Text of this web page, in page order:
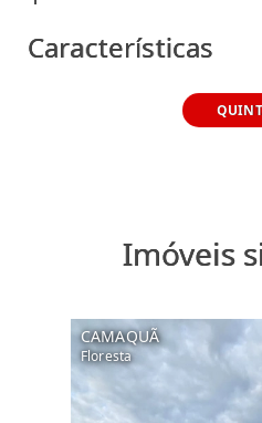
Características
Imóveis
CAMAQUÃ
Floresta